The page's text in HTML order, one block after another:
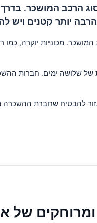
הרכב המושכר.
יותר קטנים
שלושה ימים. חברות
להבטיח שחברת ההשכרה
של